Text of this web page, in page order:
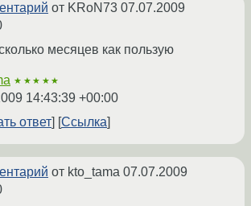
от KRoN73 07.07.2009
месяцев как пользую
★★★★★
14:43:39 +00:00
ответ
Ссылка
от kto_tama 07.07.2009